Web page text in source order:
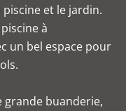
et le jardin.
à
un bel espace pour
buanderie,